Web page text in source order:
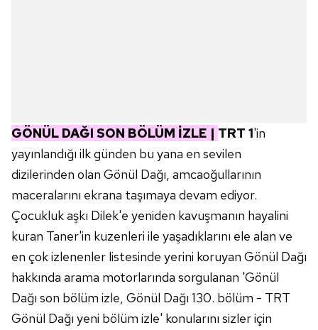
GÖNÜL DAĞI SON BÖLÜM İZLE | TRT 1'in
yayınlandığı ilk günden bu yana en sevilen
dizilerinden olan Gönül Dağı, amcaoğullarının
maceralarını ekrana taşımaya devam ediyor.
Çocukluk aşkı Dilek'e yeniden kavuşmanın hayalini
kuran Taner'in kuzenleri ile yaşadıklarını ele alan ve
en çok izlenenler listesinde yerini koruyan Gönül Dağı
hakkında arama motorlarında sorgulanan 'Gönül
Dağı son bölüm izle, Gönül Dağı 130. bölüm - TRT
Gönül Dağı yeni bölüm izle' konularını sizler için